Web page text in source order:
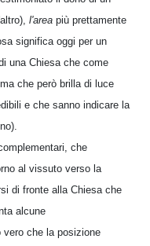
l'area più prettamente
significa oggi per un
una Chiesa che come
che però brilla di luce
e che sanno indicare la
che
al vissuto verso la
di fronte alla Chiesa che
alcune
vero che la posizione